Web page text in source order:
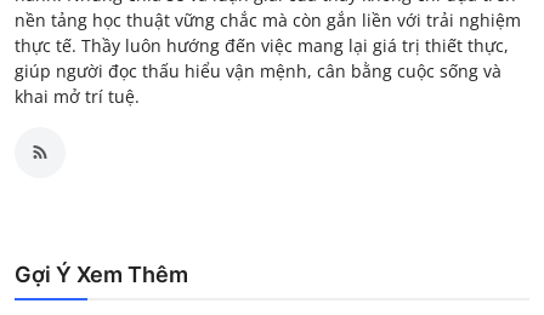
nền tảng học thuật vững chắc mà còn gắn liền với trải nghiệm
thực tế. Thầy luôn hướng đến việc mang lại giá trị thiết thực,
giúp người đọc thấu hiểu vận mệnh, cân bằng cuộc sống và
khai mở trí tuệ.
Gợi Ý Xem Thêm